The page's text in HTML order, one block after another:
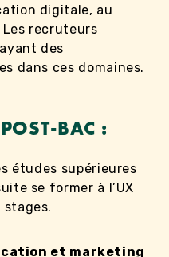
digitale, au
recruteurs
des
dans ces domaines.
BAC :
études supérieures
se former à l’UX
et marketing